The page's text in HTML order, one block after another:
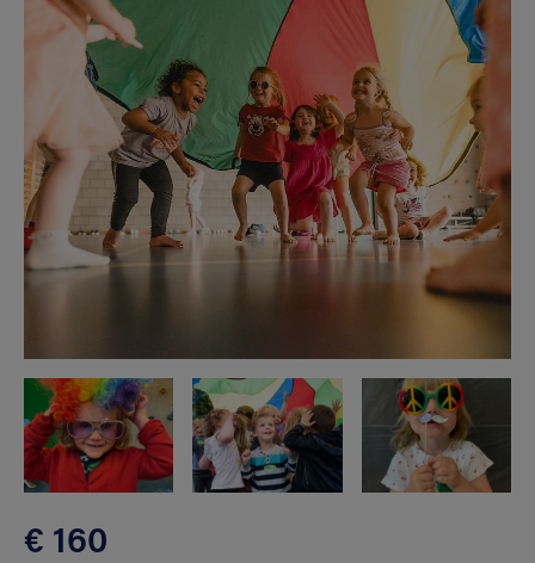
€ 160